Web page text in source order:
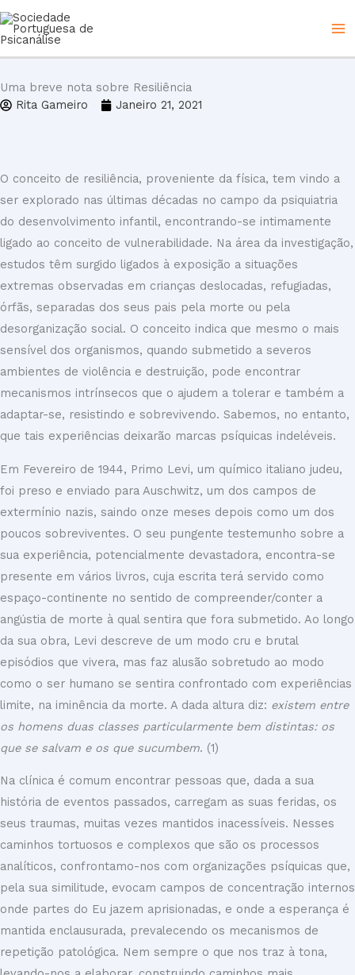
Skip
Uma breve nota sobre Resiliência
Rita Gameiro
Janeiro 21, 2021
O conceito de resiliência, proveniente da física, tem vindo a
ser explorado nas últimas décadas no campo da psiquiatria
do desenvolvimento infantil, encontrando-se intimamente
ligado ao conceito de vulnerabilidade. Na área da investigação,
estudos têm surgido ligados à exposição a situações
extremas observadas em crianças deslocadas, refugiadas,
órfãs, separadas dos seus pais pela morte ou pela
desorganização social. O conceito indica que mesmo o mais
sensível dos organismos, quando submetido a severos
ambientes de violência e destruição, pode encontrar
mecanismos intrínsecos que o ajudem a tolerar e também a
adaptar-se, resistindo e sobrevivendo. Sabemos, no entanto,
que tais experiências deixarão marcas psíquicas indeléveis.
Em Fevereiro de 1944, Primo Levi, um químico italiano judeu,
foi preso e enviado para Auschwitz, um dos campos de
extermínio nazis, saindo onze meses depois como um dos
poucos sobreviventes. O seu pungente testemunho sobre a
sua experiência, potencialmente devastadora, encontra-se
presente em vários livros, cuja escrita terá servido como
espaço-continente no sentido de compreender/conter a
angústia de morte à qual sentira que fora submetido. Ao longo
da sua obra, Levi descreve de um modo cru e brutal
episódios que vivera, mas faz alusão sobretudo ao modo
como o ser humano se sentira confrontado com experiências
limite, na iminência da morte. A dada altura diz: existem entre
os homens duas classes particularmente bem distintas: os
que se salvam e os que sucumbem. (1)
Na clínica é comum encontrar pessoas que, dada a sua
história de eventos passados, carregam as suas feridas, os
seus traumas, muitas vezes mantidos inacessíveis. Nesses
caminhos tortuosos e complexos que são os processos
analíticos, confrontamo-nos com organizações psíquicas que,
pela sua similitude, evocam campos de concentração internos
onde partes do Eu jazem aprisionadas, e onde a esperança é
mantida enclausurada, prevalecendo os mecanismos de
repetição patológica. Nem sempre o que nos traz à tona,